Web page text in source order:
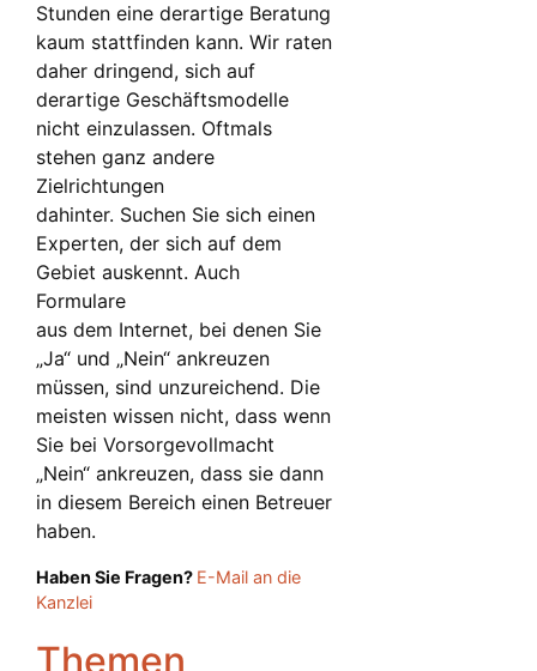
Stunden eine derartige Beratung
kaum stattfinden kann. Wir raten
daher dringend, sich auf
derartige Geschäftsmodelle
nicht einzulassen. Oftmals
stehen ganz andere
Zielrichtungen
dahinter. Suchen Sie sich einen
Experten, der sich auf dem
Gebiet auskennt. Auch
Formulare
aus dem Internet, bei denen Sie
„Ja“ und „Nein“ ankreuzen
müssen, sind unzureichend. Die
meisten wissen nicht, dass wenn
Sie bei Vorsorgevollmacht
„Nein“ ankreuzen, dass sie dann
in diesem Bereich einen Betreuer
haben.
Haben Sie Fragen? E-Mail an die
Kanzlei
Themen